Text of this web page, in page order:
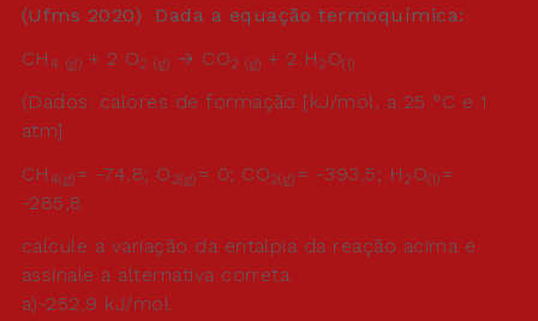
(Ufms 2020) Dada a equação termoquímica:
CH 4 (g) + 2 O2 (g) → CO2 (g) + 2 H 2 O(l)
(Dados: calores de formação [kJ/mol, a 25 °C e 1
atm]
CH 4(g) = -74,8; O 2(g) = 0; CO2(g) = -393,5; H 2 O(l) =
-285,8 .
calcule a variação da entalpia da reação acima e
assinale a alternativa correta.
a)-252,9 kJ/mol.